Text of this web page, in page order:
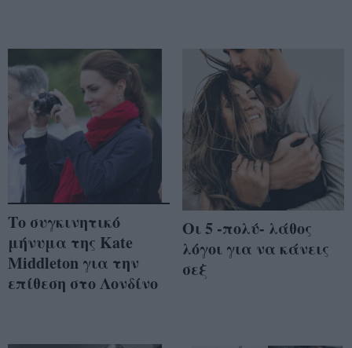
Το συγκινητικό
μήνυμα της Kate
Middleton για την
επίθεση στο Λονδίνο
Οι 5 -πολύ- λάθος
λόγοι για να κάνεις
σεξ